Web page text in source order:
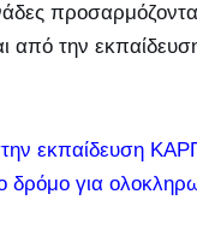
από την
εκπαίδευση
δρόμο για